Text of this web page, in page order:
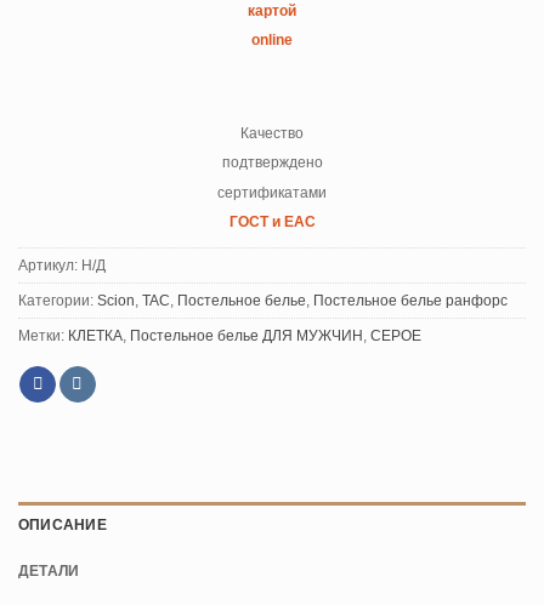
картой
online
Качество
подтверждено
сертификатами
ГОСТ и ЕАС
Артикул: Н/Д
Категории: Scion TAC Постельное белье Постельное белье ранфорс
Метки: КЛЕТКА Постельное белье ДЛЯ МУЖЧИН СЕРОЕ
ОПИСАНИЕ
ДЕТАЛИ